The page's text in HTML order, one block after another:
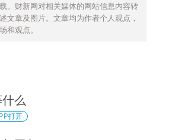
。财新网对相关媒体的网站信息内容转
文章及图片。文章均为作者个人观点，
和观点。
么
打开